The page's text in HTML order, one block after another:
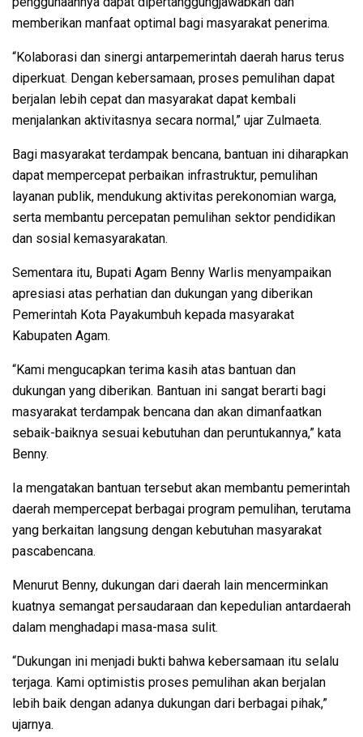
memberikan manfaat optimal bagi masyarakat penerima.
“Kolaborasi dan sinergi antarpemerintah daerah harus terus
diperkuat. Dengan kebersamaan, proses pemulihan dapat
berjalan lebih cepat dan masyarakat dapat kembali
menjalankan aktivitasnya secara normal,” ujar Zulmaeta.
Bagi masyarakat terdampak bencana, bantuan ini diharapkan
dapat mempercepat perbaikan infrastruktur, pemulihan
layanan publik, mendukung aktivitas perekonomian warga,
serta membantu percepatan pemulihan sektor pendidikan
dan sosial kemasyarakatan.
Sementara itu, Bupati Agam Benny Warlis menyampaikan
apresiasi atas perhatian dan dukungan yang diberikan
Pemerintah Kota Payakumbuh kepada masyarakat
Kabupaten Agam.
“Kami mengucapkan terima kasih atas bantuan dan
dukungan yang diberikan. Bantuan ini sangat berarti bagi
masyarakat terdampak bencana dan akan dimanfaatkan
sebaik-baiknya sesuai kebutuhan dan peruntukannya,” kata
Benny.
Ia mengatakan bantuan tersebut akan membantu pemerintah
daerah mempercepat berbagai program pemulihan, terutama
yang berkaitan langsung dengan kebutuhan masyarakat
pascabencana.
Menurut Benny, dukungan dari daerah lain mencerminkan
kuatnya semangat persaudaraan dan kepedulian antardaerah
dalam menghadapi masa-masa sulit.
“Dukungan ini menjadi bukti bahwa kebersamaan itu selalu
terjaga. Kami optimistis proses pemulihan akan berjalan
lebih baik dengan adanya dukungan dari berbagai pihak,”
ujarnya.